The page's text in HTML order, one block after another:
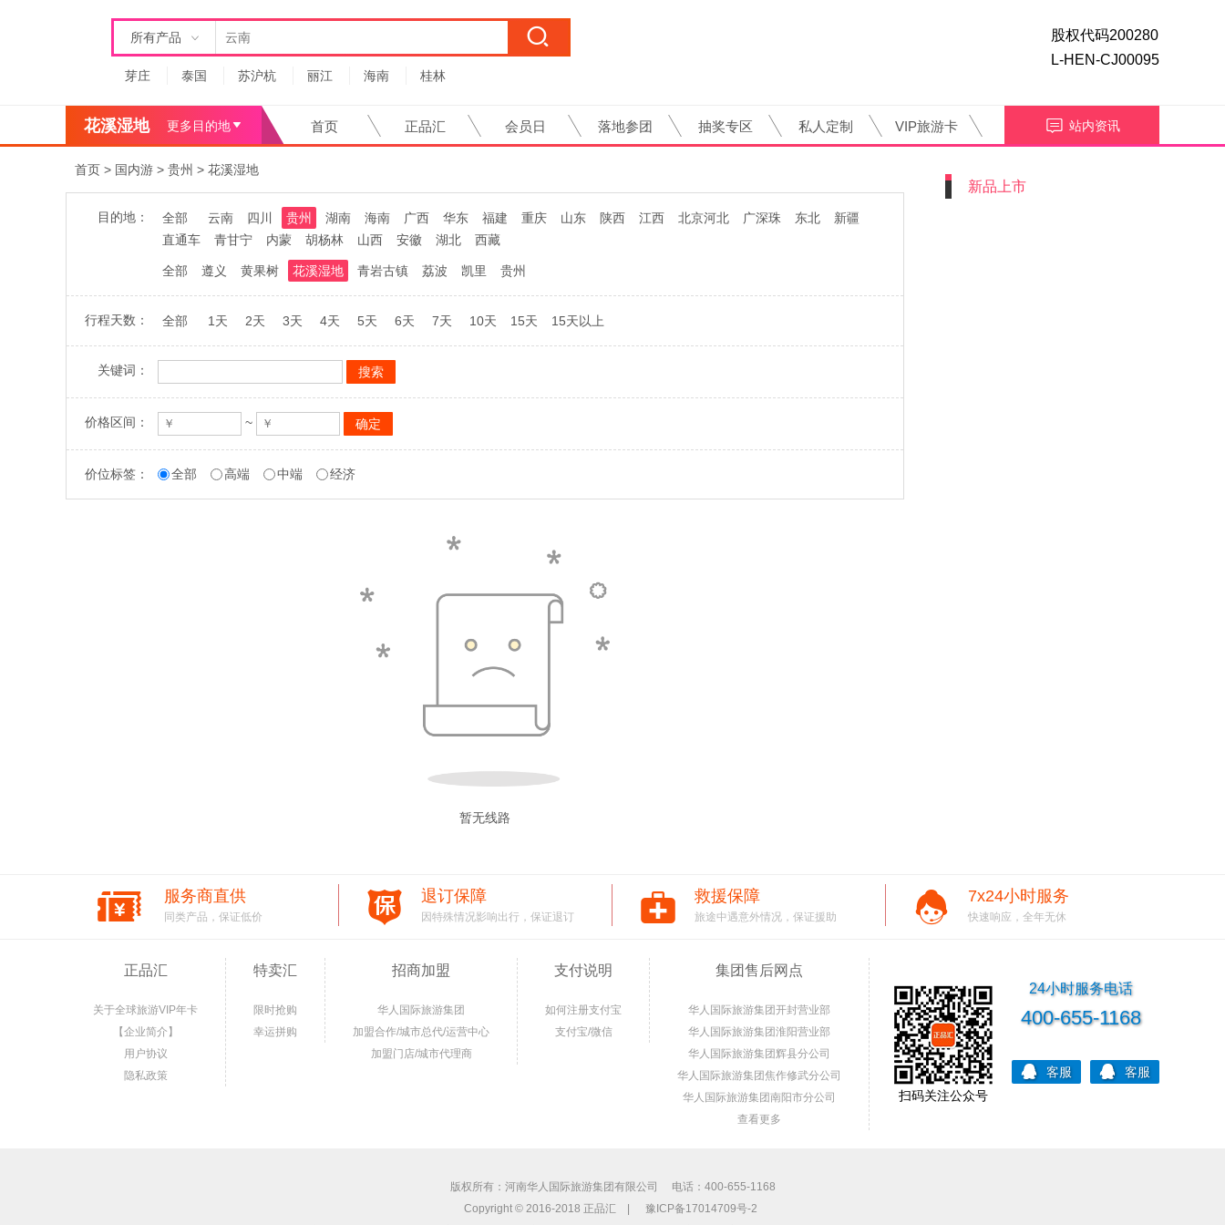
所有产品
芽庄 泰国 苏沪杭 丽江 海南 桂林
股权代码200280
L-HEN-CJ00095
更多目的地
花溪湿地 首页 正品汇 会员日 落地参团 抽奖专区 私人定制 VIP旅游卡 站内资讯
首页 > 国内游 > 贵州 > 花溪湿地
目的地： 全部 云南 四川 贵州 湖南 海南 广西 华东 福建 重庆 山东 陕西 江西 北京河北 广深珠 东北
新疆
直通车
青甘宁 内蒙 胡杨林 山西 安徽 湖北 西藏
全部 遵义 黄果树 花溪湿地 青岩古镇 荔波 凯里 贵州
行程天数： 全部 1天 2天 3天 4天 5天 6天 7天 10天 15天 15天以上
关键词：
价格区间： ~
价位标签： 全部 高端 中端 经济
暂无线路
新品上市
服务商直供
同类产品，保证低价
退订保障
因特殊情况影响出行，保证退订
救援保障
旅途中遇意外情况，保证援助
7x24小时服务
快速响应，全年无休
正品汇
关于全球旅游VIP年卡
【企业简介】
用户协议
隐私政策
特卖汇
限时抢购
幸运拼购
招商加盟
华人国际旅游集团
加盟合作/城市总代/运营中心
加盟门店/城市代理商
支付说明
如何注册支付宝
支付宝/微信
集团售后网点
华人国际旅游集团开封营业部
华人国际旅游集团淮阳营业部
华人国际旅游集团辉县分公司
华人国际旅游集团焦作修武分公司
华人国际旅游集团南阳市分公司
查看更多
扫码关注公众号
24小时服务电话
400-655-1168
客服 客服
版权所有：河南华人国际旅游集团有限公司 电话：400-655-1168
Copyright © 2016-2018 正品汇 |
豫ICP备17014709号-2